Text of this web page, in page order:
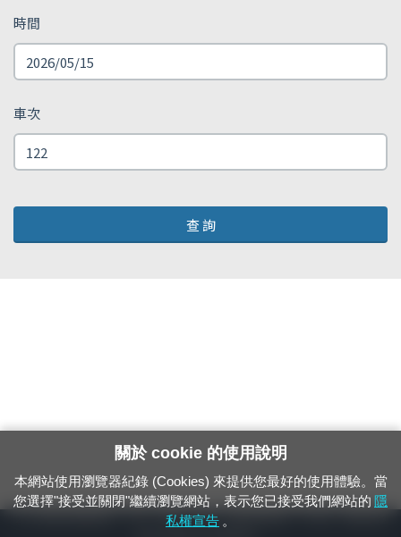
時間
車次
查 詢
24小時緊急通報電話：1933（市話、手機，僅限發現軌道、平交道、橋樑及隧
關於 cookie 的使用說明
本網站使用瀏覽器紀錄 (Cookies) 來提供您最好的使用體驗。當
您選擇"接受並關閉"繼續瀏覽網站，表示您已接受我們網站的 隱
私權宣告 。